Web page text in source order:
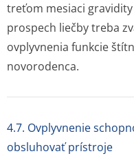
treťom mesiaci
prospech liečby treba
ovplyvnenia funkcie
novorodenca.
4.7. Ovplyvnenie
obsluhovať prístroje